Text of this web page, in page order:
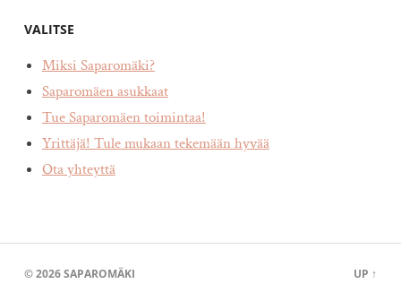
VALITSE
Miksi Saparomäki?
Saparomäen asukkaat
Tue Saparomäen toimintaa!
Yrittäjä! Tule mukaan tekemään hyvää
Ota yhteyttä
© 2026SAPAROMÄKI UP ↑